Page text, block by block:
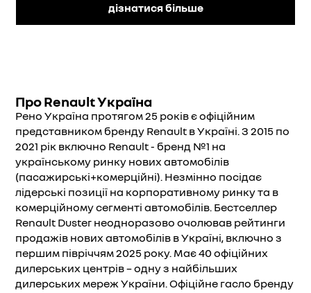
дізнатися більше
Про Renault Україна
Рено Україна протягом 25 років є офіційним
представником бренду Renault в Україні. З 2015 по
2021 рік включно Renault - бренд №1 на
українському ринку нових автомобілів
(пасажирські+комерційні). Незмінно посідає
лідерські позиції на корпоративному ринку та в
комерційному сегменті автомобілів. Бестселлер
Renault Duster неодноразово очолював рейтинги
продажів нових автомобілів в Україні, включно з
першим півріччям 2025 року. Має 40 офіційних
дилерських центрів – одну з найбільших
дилерських мереж України. Офіційне гасло бренду